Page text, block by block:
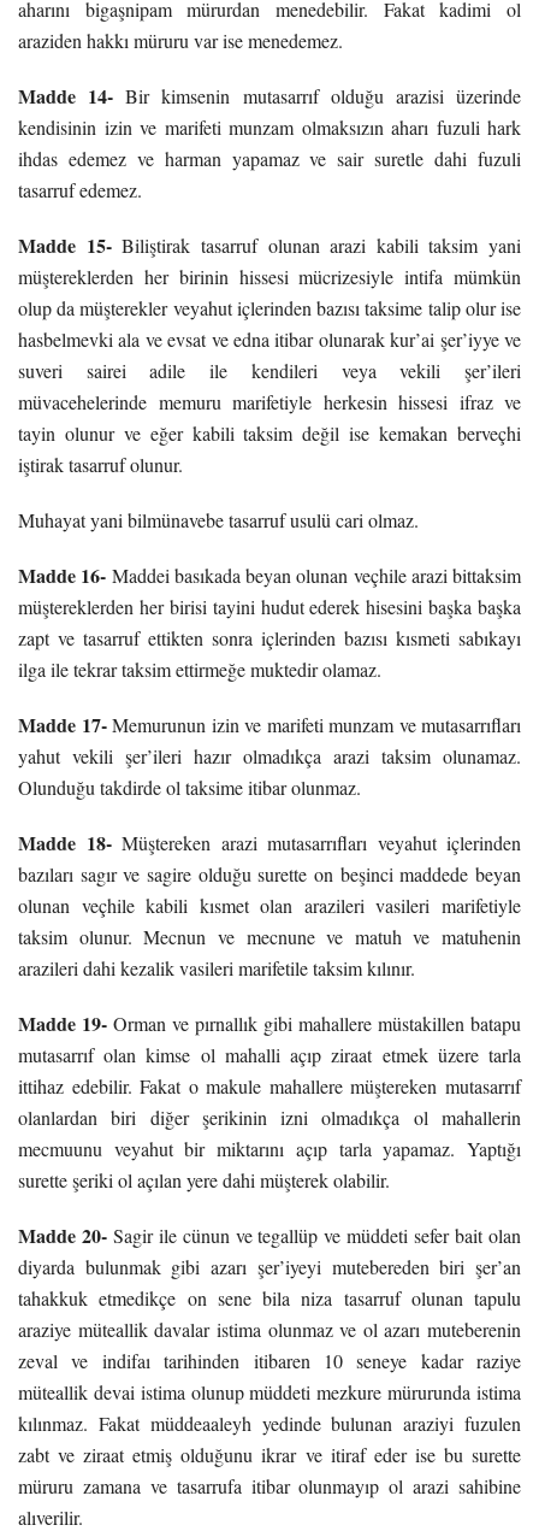
aharını bigaşnipam mürurdan menedebilir. Fakat kadimi ol
araziden hakkı müruru var ise menedemez.
Madde 14- Bir kimsenin mutasarrıf olduğu arazisi üzerinde
kendisinin izin ve marifeti munzam olmaksızın aharı fuzuli hark
ihdas edemez ve harman yapamaz ve sair suretle dahi fuzuli
tasarruf edemez.
Madde 15-Biliştirak tasarruf olunan arazi kabili taksim yani
müştereklerden her birinin hissesi mücrizesiyle intifa mümkün
olup da müşterekler veyahut içlerinden bazısı taksime talip olur ise
hasbelmevki ala ve evsat ve edna itibar olunarak kur’ai şer’iyye ve
suveri sairei adile ile kendileri veya vekili şer’ileri
müvacehelerinde memuru marifetiyle herkesin hissesi ifraz ve
tayin olunur ve eğer kabili taksim değil ise kemakan berveçhi
iştirak tasarruf olunur.
Muhayat yani bilmünavebe tasarruf usulü cari olmaz.
Madde 16- Maddei basıkada beyan olunan veçhile arazi bittaksim
müştereklerden her birisi tayini hudut ederek hisesini başka başka
zapt ve tasarruf ettikten sonra içlerinden bazısı kısmeti sabıkayı
ilga ile tekrar taksim ettirmeğe muktedir olamaz.
Madde 17-Memurunun izin ve marifeti munzam ve mutasarrıfları
yahut vekili şer’ileri hazır olmadıkça arazi taksim olunamaz.
Olunduğu takdirde ol taksime itibar olunmaz.
Madde 18-Müştereken arazi mutasarrıfları veyahut içlerinden
bazıları sagır ve sagire olduğu surette on beşinci maddede beyan
olunan veçhile kabili kısmet olan arazileri vasileri marifetiyle
taksim olunur. Mecnun ve mecnune ve matuh ve matuhenin
arazileri dahi kezalik vasileri marifetile taksim kılınır.
Madde 19- Orman ve pırnallık gibi mahallere müstakillen batapu
mutasarrıf olan kimse ol mahalli açıp ziraat etmek üzere tarla
ittihaz edebilir. Fakat o makule mahallere müştereken mutasarrıf
olanlardan biri diğer şerikinin izni olmadıkça ol mahallerin
mecmuunu veyahut bir miktarını açıp tarla yapamaz. Yaptığı
surette şeriki ol açılan yere dahi müşterek olabilir.
Madde 20-Sagir ile cünun ve tegallüp ve müddeti sefer bait olan
diyarda bulunmak gibi azarı şer’iyeyi mutebereden biri şer’an
tahakkuk etmedikçe on sene bila niza tasarruf olunan tapulu
araziye müteallik davalar istima olunmaz ve ol azarı muteberenin
zeval ve indifaı tarihinden itibaren 10 seneye kadar raziye
müteallik devai istima olunup müddeti mezkure mürurunda istima
kılınmaz. Fakat müddeaaleyh yedinde bulunan araziyi fuzulen
zabt ve ziraat etmiş olduğunu ikrar ve itiraf eder ise bu surette
müruru zamana ve tasarrufa itibar olunmayıp ol arazi sahibine
alıverilir.